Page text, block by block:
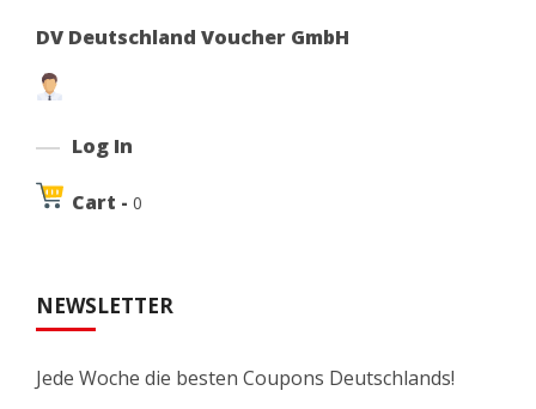
DV Deutschland Voucher GmbH
Log In
Cart - 0
NEWSLETTER
Jede Woche die besten Coupons Deutschlands!